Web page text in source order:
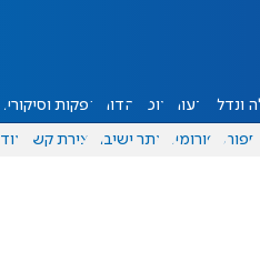
ונדל"ן דעות אוכל יהדות הפקות וסיקורים
ספורט פורומים אתר ישיבה יצירת קשר עוד